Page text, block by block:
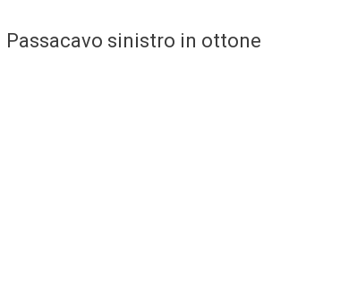
Passacavo sinistro in ottone